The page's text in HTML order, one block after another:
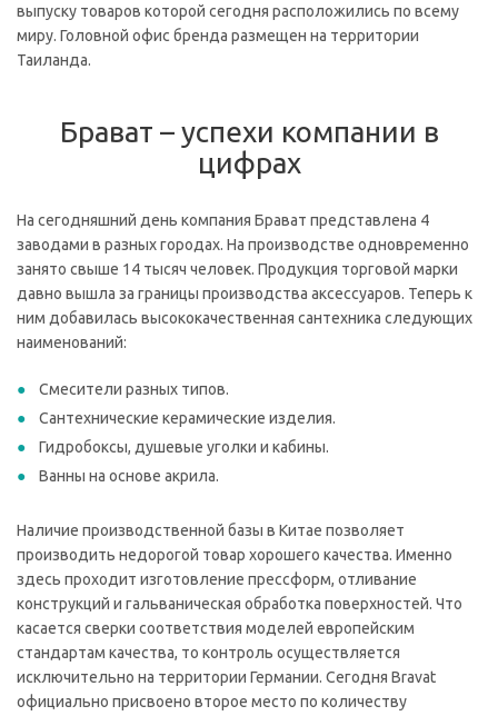
выпуску товаров которой сегодня расположились по всему
миру. Головной офис бренда размещен на территории
Таиланда.
Брават – успехи компании в
цифрах
На сегодняшний день компания Брават представлена 4
заводами в разных городах. На производстве одновременно
занято свыше 14 тысяч человек. Продукция торговой марки
давно вышла за границы производства аксессуаров. Теперь к
ним добавилась высококачественная сантехника следующих
наименований:
Смесители разных типов.
Сантехнические керамические изделия.
Гидробоксы, душевые уголки и кабины.
Ванны на основе акрила.
Наличие производственной базы в Китае позволяет
производить недорогой товар хорошего качества. Именно
здесь проходит изготовление прессформ, отливание
конструкций и гальваническая обработка поверхностей. Что
касается сверки соответствия моделей европейским
стандартам качества, то контроль осуществляется
исключительно на территории Германии. Сегодня Bravat
официально присвоено второе место по количеству